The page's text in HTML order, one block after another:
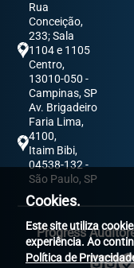
Rua
Conceição,
233; Sala
1104 e 1105
Centro,
13010-050 -
Campinas, SP
Av. Brigadeiro
Faria Lima,
4100,
Itaim Bibi,
04538-132 -
São Paulo, SP
Progress
Cookies.
Este site utiliza
experiência. Ao
Política de